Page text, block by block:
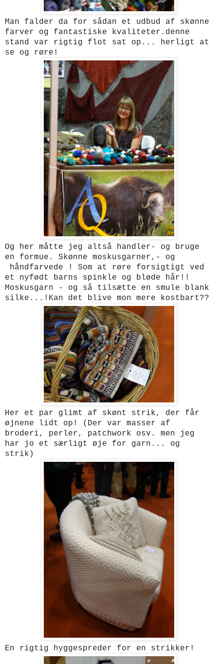
Man falder da for sådan et udbud af skønne
farver og fantastiske kvaliteter.denne
stand var rigtig flot sat op... herligt at
se og røre!
Og her måtte jeg altså handler- og bruge
en formue. Skønne moskusgarner,- og
håndfarvede ! Som at røre forsigtigt ved
et nyfødt barns spinkle og bløde hår!!
Moskusgarn - og så tilsætte en smule blank
silke...!Kan det blive mon mere kostbart??
Her et par glimt af skønt strik, der får
øjnene lidt op! (Der var masser af
broderi, perler, patchwork osv. men jeg
har jo et særligt øje for garn... og
strik)
En rigtig hyggespreder for en strikker!